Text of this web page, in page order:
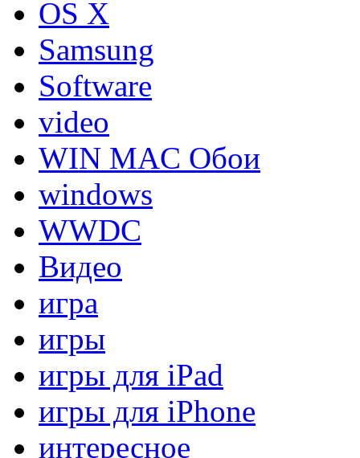
OS X
Samsung
Software
video
WIN MAC Обои
windows
WWDC
Видео
игра
игры
игры для iPad
игры для iPhone
интересное